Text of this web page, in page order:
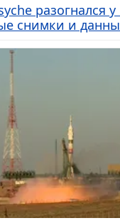
разогнался
снимки и